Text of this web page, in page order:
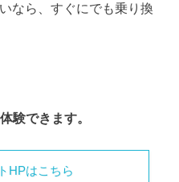
なら、すぐにでも乗り換
験できます。
HPはこちら